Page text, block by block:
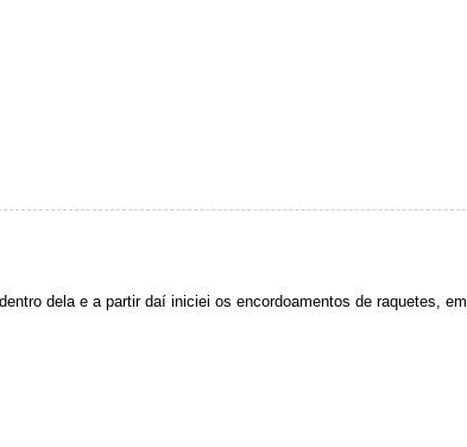
dela e a partir daí iniciei os encordoamentos de raquetes,